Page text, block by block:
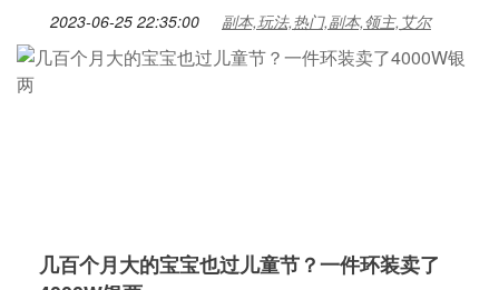
2023-06-25 22:35:00 副本,玩法,热门,副本,领主,艾尔
几百个月大的宝宝也过儿童节？一件环装卖了